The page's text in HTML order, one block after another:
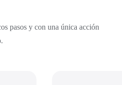
pasos y con una única acción